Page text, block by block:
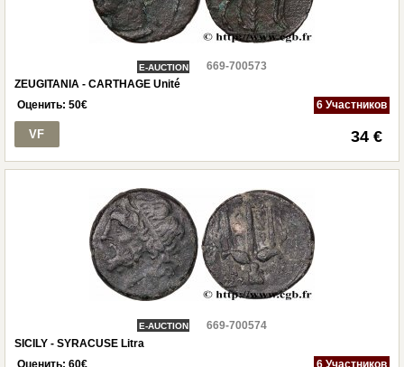
E-AUCTION
669-700573
ZEUGITANIA - CARTHAGE Unité
Оценить: 50€ 6 Участников
VF 34 €
E-AUCTION
669-700574
SICILY - SYRACUSE Litra
Оценить: 60€ 6 Участников